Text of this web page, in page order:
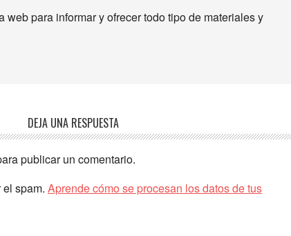
web para informar y ofrecer todo tipo de materiales y
DEJA UNA RESPUESTA
publicar un comentario.
spam. Aprende cómo se procesan los datos de tus